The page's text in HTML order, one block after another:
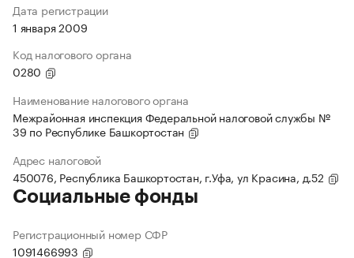
Дата регистрации
1 января 2009
Код налогового органа
0280
Наименование налогового органа
Межрайонная инспекция Федеральной налоговой службы №
39 по Республике Башкортостан
Адрес налоговой
450076, Республика Башкортостан, г.Уфа, ул Красина, д.52
Социальные фонды
Регистрационный номер СФР
1091466993